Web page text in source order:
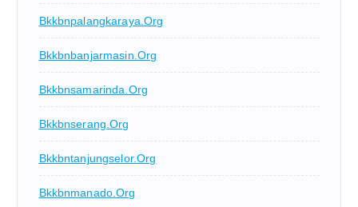
Bkkbnpalangkaraya.org
Bkkbnbanjarmasin.org
Bkkbnsamarinda.org
Bkkbnserang.org
Bkkbntanjungselor.org
Bkkbnmanado.org